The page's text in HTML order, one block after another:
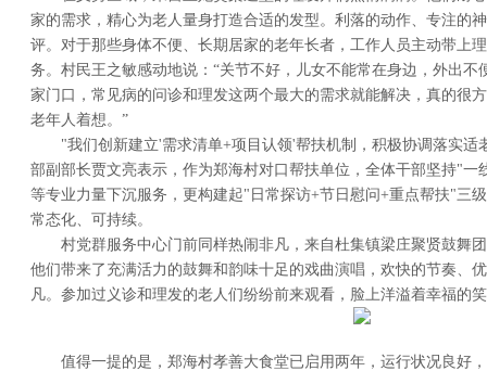
家的需求，精心为老人量身打造合适的发型。利落的动作、专注的
评。对于那些身体不便、长期居家的老年长者，工作人员主动带上
务。村民王之敏感动地说：“关节不好，儿女不能常在身边，外出不
家门口，常见病的问诊和理发这两个最大的需求就能解决，真的很
老年人着想。”
"我们创新建立'需求清单+项目认领'帮扶机制，积极协调落实适
部副部长贾文亮表示，作为郑海村对口帮扶单位，全体干部坚持"一
等专业力量下沉服务，更构建起"日常探访+节日慰问+重点帮扶"三
常态化、可持续。
村党群服务中心门前同样热闹非凡，来自杜集镇梁庄聚贤鼓舞
他们带来了充满活力的鼓舞和韵味十足的戏曲演唱，欢快的节奏、
凡。参加过义诊和理发的老人们纷纷前来观看，脸上洋溢着幸福的
值得一提的是，郑海村孝善大食堂已启用两年，运行状况良好，